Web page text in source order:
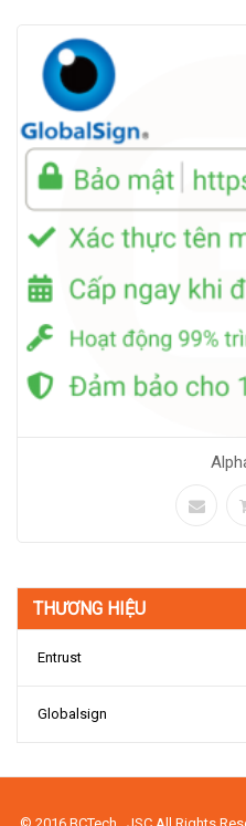
THƯƠNG HIỆU
Entrust
Globalsign